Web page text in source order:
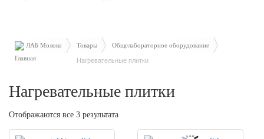
ЛАБ Молоко Товары Общелабораторное оборудование
Нагревательные плитки
Нагревательные плитки
Отображаются все 3 результата